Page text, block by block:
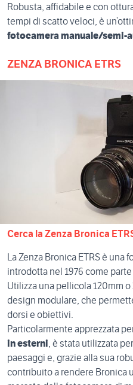
Robusta, affidabile e con
tempi di scatto veloci, è
fotocamera manuale/semi-
ZENZA BRONICA ETRS
Cerca la Zenza Bronica
La Zenza Bronica ETRS è
introdotta nel 1976 come
Utilizza una pellicola 120mm
design modulare, che
dorsi e obiettivi.
Particolarmente apprezzata
in esterni , è stata utilizzata
paesaggi e, grazie alla sua
contribuito a rendere Bronica